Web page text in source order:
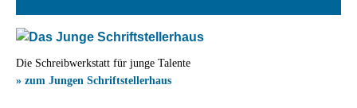
Die Schreibwerkstatt für junge Talente
» zum Jungen Schriftstellerhaus